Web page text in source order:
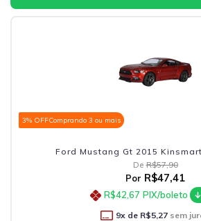
3% OFFComprando 3 ou mais
Ford Mustang Gt 2015
De R$57,90
Por R$47,41
R$42,67 PIX/boleto
9x de R$5,27 sem